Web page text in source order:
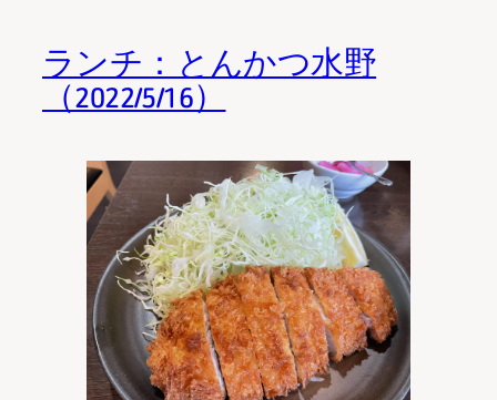
ランチ：とんかつ水野
（2022/5/16）